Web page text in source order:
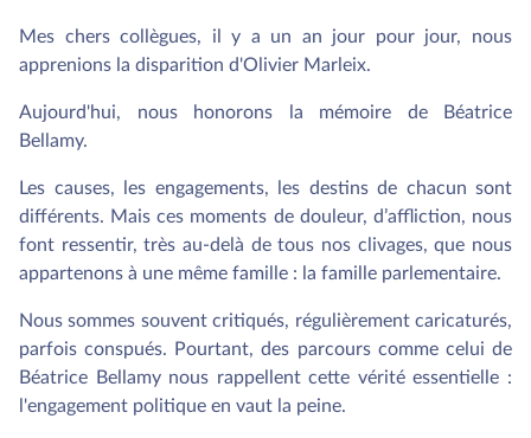
Mes chers collègues, il y a un an jour pour jour, nous
apprenions la disparition d'Olivier Marleix.
Aujourd'hui, nous honorons la mémoire de Béatrice
Bellamy.
Les causes, les engagements, les destins de chacun sont
différents. Mais ces moments de douleur, d’affliction, nous
font ressentir, très au-delà de tous nos clivages, que nous
appartenons à une même famille : la famille parlementaire.
Nous sommes souvent critiqués, régulièrement caricaturés,
parfois conspués. Pourtant, des parcours comme celui de
Béatrice Bellamy nous rappellent cette vérité essentielle :
l'engagement politique en vaut la peine.